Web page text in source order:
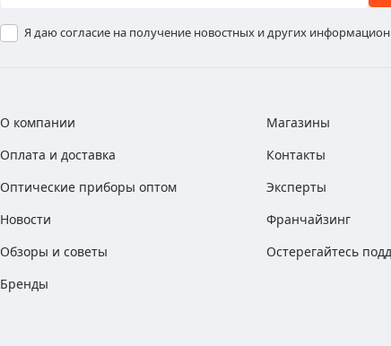
Я даю согласие на получение новостных и других
О компании
Оплата и доставка
Оптические приборы оптом
Новости
Обзоры и советы
Бренды
Магазины
Контакты
Эксперты
Франчайзинг
Остерегайтесь